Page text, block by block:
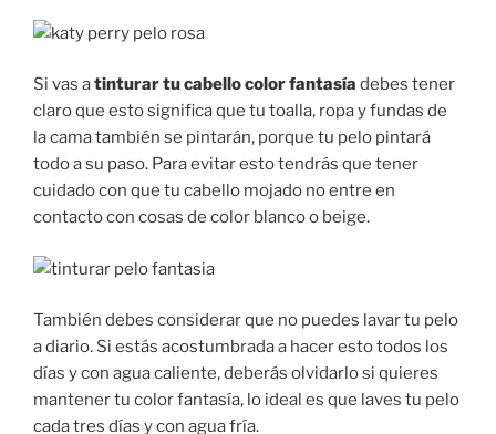
Si vas atinturar tu cabello color fantasía debes tener
claro que esto significa que tu toalla, ropa y fundas de
la cama también se pintarán, porque tu pelo pintará
todo a su paso. Para evitar esto tendrás que tener
cuidado con que tu cabello mojado no entre en
contacto con cosas de color blanco o beige.
También debes considerar que no puedes lavar tu pelo
a diario. Si estás acostumbrada a hacer esto todos los
días y con agua caliente, deberás olvidarlo si quieres
mantener tu color fantasía, lo ideal es que laves tu pelo
cada tres días y con agua fría.